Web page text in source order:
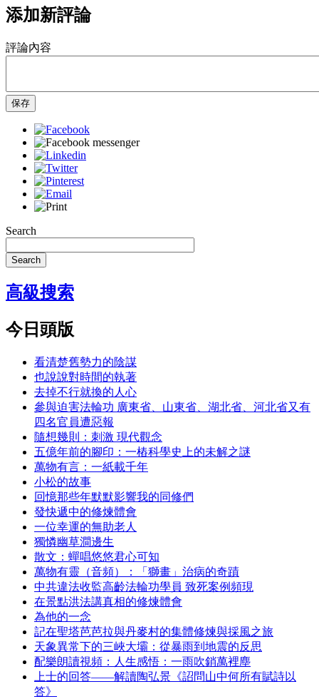
添加新評論
評論內容
保存
Search
Search
高級搜索
今日頭版
看清楚舊勢力的陰謀
也說說對時間的執著
去掉不行就換的人心
參與迫害法輪功 廣東省、山東省、湖北省、河北省又有
四名官員遭惡報
隨想幾則：刺激 現代觀念
五億年前的腳印：一樁科學史上的未解之謎
萬物有言：一紙載千年
小松的故事
回憶那些年默默影響我的同修們
發快遞中的修煉體會
一位幸運的無助老人
獨憐幽草澗邊生
散文：蟬唱悠悠君心可知
萬物有靈（音頻）：「獅畫」治病的奇蹟
中共違法收監高齡法輪功學員 致死案例頻現
在景點洪法講真相的修煉體會
為他的一念
記在聖塔芭芭拉與丹麥村的集體修煉與採風之旅
天象異常下的三峽大壩：從暴雨到地震的反思
配樂朗讀視頻：人生感悟：一雨吹銷萬裡塵
上士的回答——解讀陶弘景《詔問山中何所有賦詩以
答》